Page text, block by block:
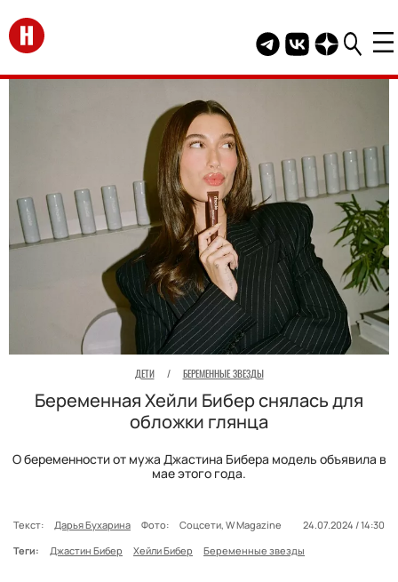
Перейти на главную
Telegram канал
Группа HELLO
Канал
ДЕТИ / БЕРЕМЕННЫЕ ЗВЕЗДЫ
Беременная Хейли Бибер снялась для
обложки глянца
О беременности от мужа Джастина Бибера модель объявила в
мае этого года.
Текст: Дарья Бухарина Фото: Соцсети, W Magazine
24.07.2024 / 14:30
Теги:
Джастин Бибер Хейли Бибер Беременные звезды